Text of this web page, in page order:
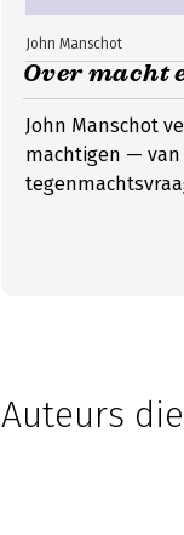
Over macht
John Manschot
John Manschot
machtigen — van
Auteurs